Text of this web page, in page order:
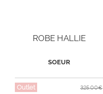
ROBE HALLIE
SOEUR
Outlet 325,00€